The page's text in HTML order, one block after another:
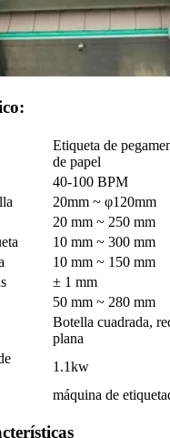
Etiqueta de
de papel
40-100 BPM
20mm ~ φ120mm
20 mm ~ 250 mm
10 mm ~ 300 mm
10 mm ~ 150 mm
± 1 mm
50 mm ~ 280 mm
Botella cuadrada,
plana
1.1kw
máquina de